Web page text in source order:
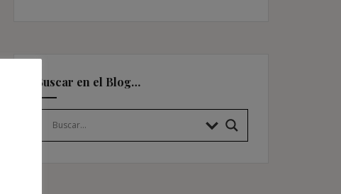
Buscar en el Blog…